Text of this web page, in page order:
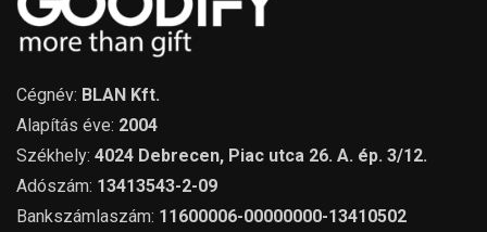
Cégnév: BLAN Kft.
Alapítás éve: 2004
Székhely: 4024 Debrecen, Piac utca 26. A. ép. 3/12.
Adószám: 13413543-2-09
Bankszámlaszám: 11600006-00000000-13410502